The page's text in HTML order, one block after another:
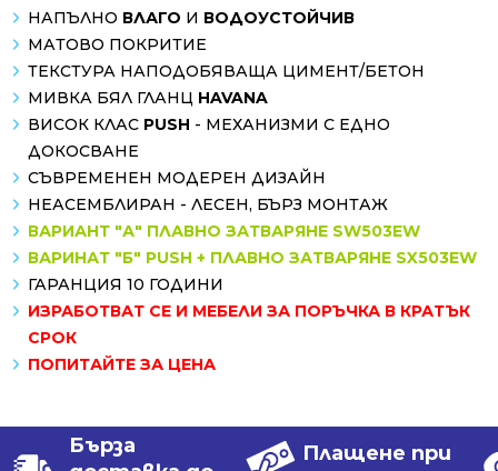
НАПЪЛНО ВЛАГО И ВОДОУСТОЙЧИВ
МАТОВО ПОКРИТИЕ
ТЕКСТУРА НАПОДОБЯВАЩА ЦИМЕНТ/БЕТОН
МИВКА БЯЛ ГЛАНЦ HAVANA
ВИСОК КЛАС PUSH - МЕХАНИЗМИ С ЕДНО
ДОКОСВАНЕ
СЪВРЕМЕНЕН МОДЕРЕН ДИЗАЙН
НЕАСЕМБЛИРАН - ЛЕСЕН, БЪРЗ МОНТАЖ
ВАРИАНТ "А" ПЛАВНО ЗАТВАРЯНЕ SW503EW
ВАРИНАТ "Б" PUSH + ПЛАВНО ЗАТВАРЯНЕ SX503EW
ГАРАНЦИЯ 10 ГОДИНИ
ИЗРАБОТВАТ СЕ И МЕБЕЛИ ЗА ПОРЪЧКА В КРАТЪК
СРОК
ПОПИТАЙТЕ ЗА ЦЕНА
Бърза
Плащене при